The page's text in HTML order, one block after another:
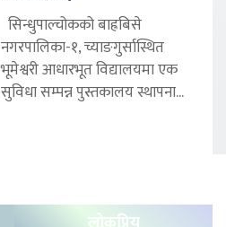
सिन्धुपाल्चोकको बाह्रबिसे
नगरपालिका-१, च्याङगुर्सास्थित
भूमेश्वरी आधारभूत विद्यालयमा एक
सुविधा सम्पन्न पुस्तकालय स्थापना...